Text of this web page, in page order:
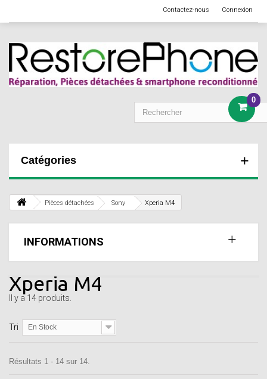
Connexion
Contactez-nous
0
Catégories
Pièces détachées Sony Xperia M4
INFORMATIONS
Xperia M4
Il y a 14 produits.
Tri En Stock
Résultats 1 - 14 sur 14.